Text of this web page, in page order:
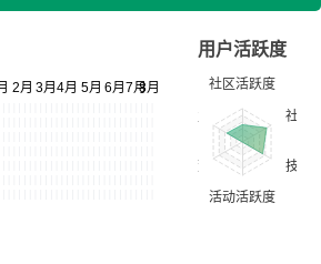
用户活跃度